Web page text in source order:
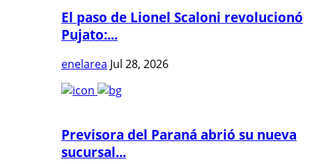
El paso de Lionel Scaloni revolucionó
Pujato:...
enelarea Jul 28, 2026
Previsora del Paraná abrió su nueva
sucursal...